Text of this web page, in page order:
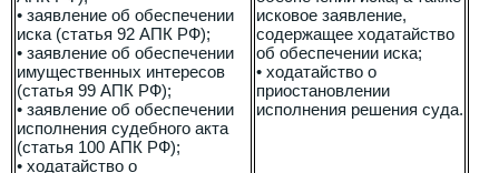
• заявление об обеспечении
иска (статья 92 АПК РФ);
• заявление об обеспечении
имущественных интересов
(статья 99 АПК РФ);
• заявление об обеспечении
исполнения судебного акта
(статья 100 АПК РФ);
• ходатайство о
исковое заявление,
содержащее ходатайство
об обеспечении иска;
• ходатайство о
приостановлении
исполнения решения суда.